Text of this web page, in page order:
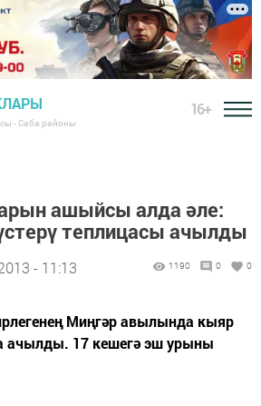
- Саба районы
16+
ашыйсы алда әле:
теплицасы ачылды
- 11:13 1190 0 0
Миңгәр авылында кыяр
ачылды. 17 кешегә эш урыны